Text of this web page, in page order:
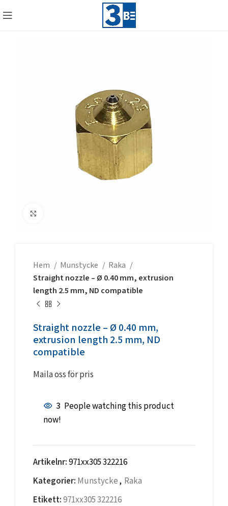
Hem Munstycke
Raka
Straight nozzle – Ø 0.40 mm, extrusion
length 2.5 mm, ND compatible
Straight nozzle – Ø 0.40 mm,
extrusion length 2.5 mm, ND
compatible
Maila oss för pris
3 People watching this product
now!
Artikelnr:971xx305 322216
Kategorier: Munstycke, Raka
Etikett:971xx305 322216